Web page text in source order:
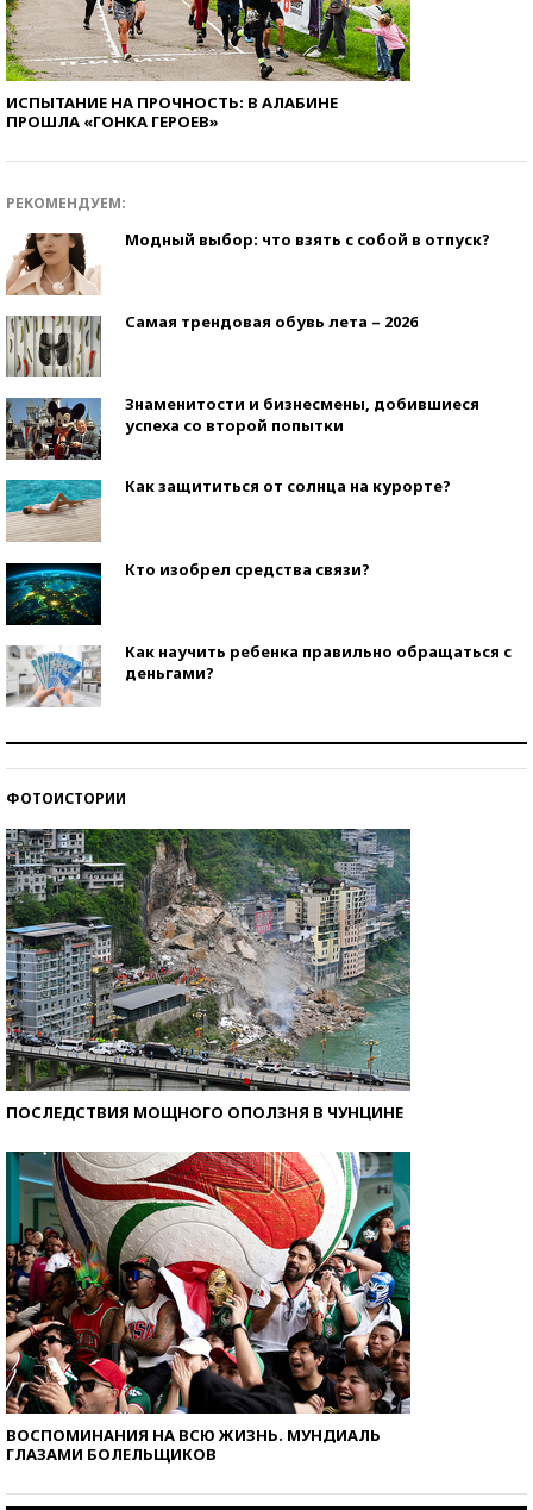
ИСПЫТАНИЕ НА ПРОЧНОСТЬ: В АЛАБИНЕ
ПРОШЛА «ГОНКА ГЕРОЕВ»
РЕКОМЕНДУЕМ:
Модный выбор: что взять с собой в отпуск?
Самая трендовая обувь лета – 2026
Знаменитости и бизнесмены, добившиеся
успеха со второй попытки
Как защититься от солнца на курорте?
Кто изобрел средства связи?
Как научить ребенка правильно обращаться с
деньгами?
ФОТОИСТОРИИ
ПОСЛЕДСТВИЯ МОЩНОГО ОПОЛЗНЯ В ЧУНЦИНЕ
ВОСПОМИНАНИЯ НА ВСЮ ЖИЗНЬ. МУНДИАЛЬ
ГЛАЗАМИ БОЛЕЛЬЩИКОВ